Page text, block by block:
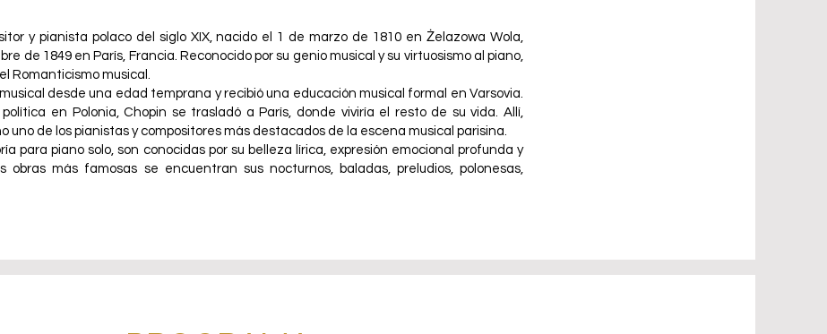
y pianista polaco del siglo XIX, nacido el 1 de marzo de 1810 en Żelazowa Wola,
de 1849 en París, Francia. Reconocido por su genio musical y su virtuosismo al piano,
Romanticismo musical.
desde una edad temprana y recibió una educación musical formal en Varsovia.
en Polonia, Chopin se trasladó a París, donde viviría el resto de su vida. Allí,
uno de los pianistas y compositores más destacados de la escena musical parisina.
para piano solo, son conocidas por su belleza lírica, expresión emocional profunda y
obras más famosas se encuentran sus nocturnos, baladas, preludios, polonesas,